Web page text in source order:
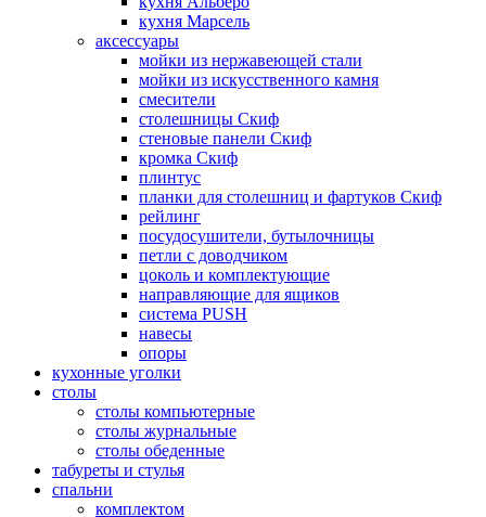
кухня Марсель
аксессуары
мойки из нержавеющей стали
мойки из искусственного камня
смесители
столешницы Скиф
стеновые панели Скиф
кромка Скиф
плинтус
планки для столешниц и фартуков Скиф
рейлинг
посудосушители, бутылочницы
петли с доводчиком
цоколь и комплектующие
направляющие для ящиков
система PUSH
навесы
опоры
кухонные уголки
столы
столы компьютерные
столы журнальные
столы обеденные
табуреты и стулья
спальни
комплектом